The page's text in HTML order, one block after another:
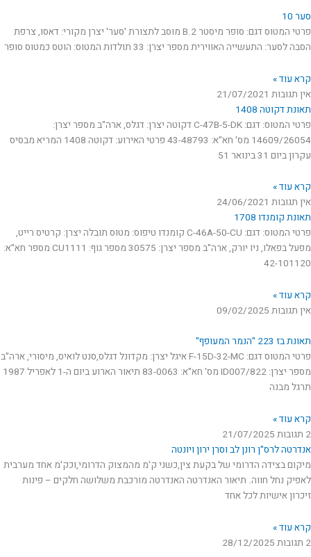
סער 10
פרטי המטוס דגם: סופר מיסטר B.2 מוסב לתצורת 'סער' יצרן מקורי: דאסו, צרפת
הסבה לסער: התעשייה האווירית מספר יצרן: 33 תולדות המטוס: הוטס כמטוס סופר
קרא עוד »
אין תגובות 21/07/2021
תאונת דקוטה 1408
פרטי המטוס: דגם: C-47B-5-DK דקוטה יצרן: דגלס, ארה"ב מספר יצרן:
14609/26054 מס' חא"א: 43-48793 פרטי האירוע: דקוטה 1408 המריא מבסיס
עקרון ביום 31 בינואר 51
קרא עוד »
אין תגובות 24/06/2021
תאונת קומנדו 1708
פרטי המטוס: דגם: C-46A-50-CU קומנדו טיפוס: מטוס תובלה יצרן: קרטיס רייט,
מפעל בפאלו, ניו יורק, ארה"ב מספר יצרן: 30575 מספר גוף: CU1111 מספר חא"א:
42-101120
קרא עוד »
אין תגובות 09/02/2025
תאונת בז 223 "הנמר המעופף"
פרטי המטוס דגם: F-15D-32-MC איגל יצרן: מקדונל דגלס,סנט לואיס, מיסורי, ארה"ב
מספר יצרן: 822/ID007 מס' חא"א: 83-0063 תיאור הארוע ביום ה-1 לאפריל 1987
תרגל מבנה
קרא עוד »
2 תגובות
21/07/2025
אנדרטה לרס"ן רונן לב וסרן ירון ויונטה
מיקום בצידה הדרומי של בקעת צין,כשני ק'מ מהמצוק הדרומי,וכק'מ אחד מערבית
לאפיק נחל חווה. תיאור האנדרטה האנדרטה מורכבת משלושה חלקים – פינות
זיכרון אישיות לכל אחד
קרא עוד »
2 תגובות
28/12/2025